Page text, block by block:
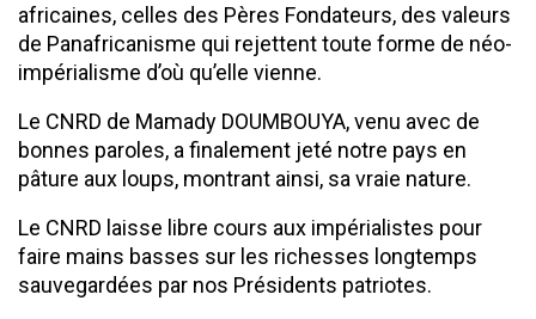
africaines, celles des Pères Fondateurs, des valeurs
de Panafricanisme qui rejettent toute forme de néo-
impérialisme d’où qu’elle vienne.
Le CNRD de Mamady DOUMBOUYA, venu avec de
bonnes paroles, a finalement jeté notre pays en
pâture aux loups, montrant ainsi, sa vraie nature.
Le CNRD laisse libre cours aux impérialistes pour
faire mains basses sur les richesses longtemps
sauvegardées par nos Présidents patriotes.